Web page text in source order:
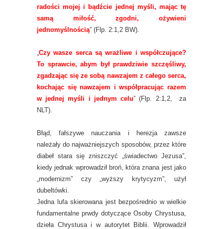
radości mojej i bądźcie jednej myśli, mając tę
samą miłość, zgodni, ożywieni
jednomyślnością” (Flp. 2:1,2 BW).
„Czy wasze serca są wrażliwe i współczujące?
To sprawcie, abym był prawdziwie szczęśliwy,
zgadzając się ze sobą nawzajem z całego serca,
kochając się nawzajem i współpracując razem
w jednej myśli i jednym celu” (Flp. 2:1,2, za
NLT).
Błąd, fałszywe nauczania i herezja zawsze
należały do najważniejszych sposobów, przez które
diabeł stara się zniszczyć „świadectwo Jezusa”,
kiedy jednak wprowadził broń, która znana jest jako
„modernizm” czy „wyższy krytycyzm”, użył
dubeltówki.
Jedna lufa skierowana jest bezpośrednio w wielkie
fundamentalne prwdy dotyczące Osoby Chrystusa,
dzieła Chrystusa i w autorytet Biblii. Wprowadził